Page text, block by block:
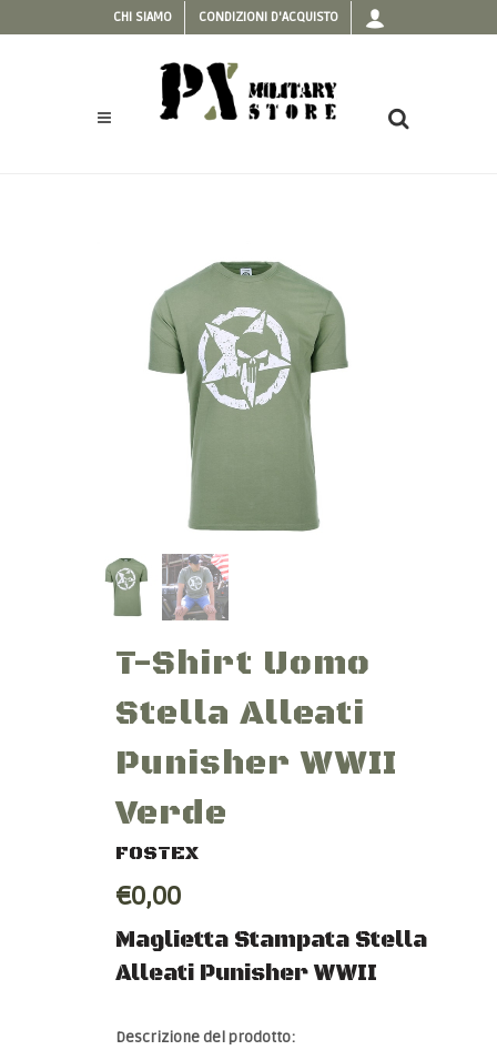
CHI SIAMO CONDIZIONI D'ACQUISTO
T-Shirt Uomo
Stella Alleati
Punisher WWII
Verde
FOSTEX
€0,00
Maglietta Stampata Stella
Alleati Punisher WWII
Descrizione del prodotto: